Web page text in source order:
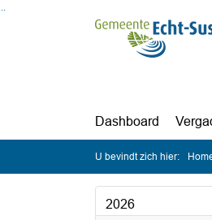
Ga naar de inhoud van deze pagina
Ga naar het zoeken
Ga naar het menu
Dashboard
U bevindt zich hier:
2026